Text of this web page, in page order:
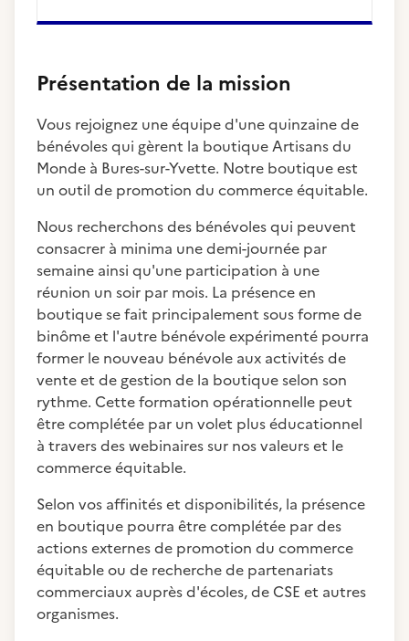
Présentation de la mission
Vous rejoignez une équipe d'une quinzaine de
bénévoles qui gèrent la boutique Artisans du
Monde à Bures-sur-Yvette. Notre boutique est
un outil de promotion du commerce équitable.
Nous recherchons des bénévoles qui peuvent
consacrer à minima une demi-journée par
semaine ainsi qu'une participation à une
réunion un soir par mois. La présence en
boutique se fait principalement sous forme de
binôme et l'autre bénévole expérimenté pourra
former le nouveau bénévole aux activités de
vente et de gestion de la boutique selon son
rythme. Cette formation opérationnelle peut
être complétée par un volet plus éducationnel
à travers des webinaires sur nos valeurs et le
commerce équitable.
Selon vos affinités et disponibilités, la présence
en boutique pourra être complétée par des
actions externes de promotion du commerce
équitable ou de recherche de partenariats
commerciaux auprès d'écoles, de CSE et autres
organismes.